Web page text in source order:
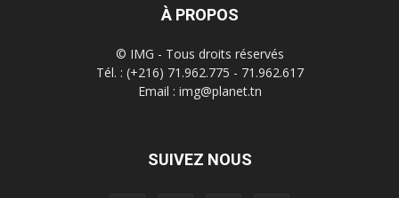
À PROPOS
© IMG - Tous droits réservés
Tél. : (+216) 71.962.775 - 71.962.617
Email : img@planet.tn
SUIVEZ NOUS